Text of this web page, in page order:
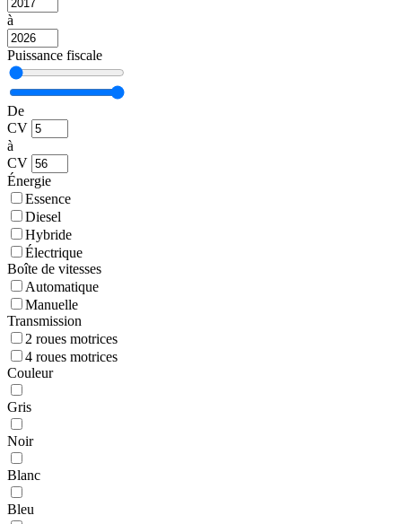
à
Puissance fiscale
De
CV
à
CV
Énergie
Essence
Diesel
Hybride
Électrique
Boîte de vitesses
Automatique
Manuelle
Transmission
2 roues motrices
4 roues motrices
Couleur
Gris
Noir
Blanc
Bleu